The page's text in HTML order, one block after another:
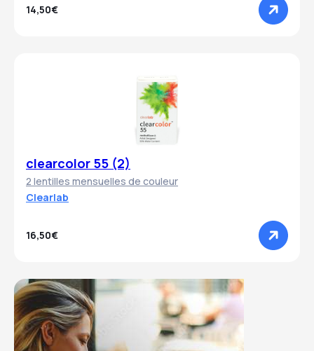
14,50€
clearcolor 55 (2)
2 lentilles mensuelles de couleur
Clearlab
16,50€